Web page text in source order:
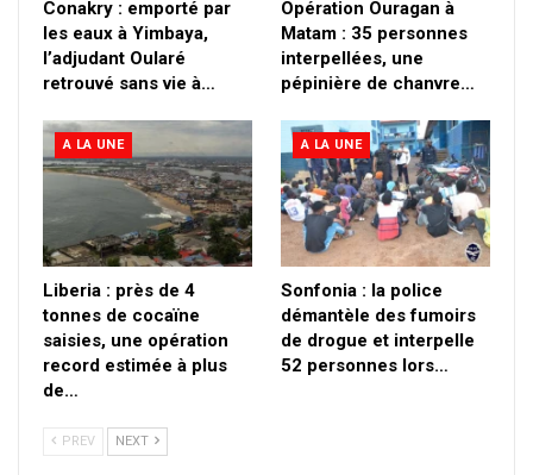
Conakry : emporté par
les eaux à Yimbaya,
l’adjudant Oularé
retrouvé sans vie à…
Opération Ouragan à
Matam : 35 personnes
interpellées, une
pépinière de chanvre…
A LA UNE
Liberia : près de 4
tonnes de cocaïne
saisies, une opération
record estimée à plus
de…
A LA UNE
Sonfonia : la police
démantèle des fumoirs
de drogue et interpelle
52 personnes lors…
PREV NEXT